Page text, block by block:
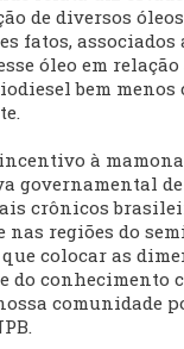
de diversos
fatos, associados
óleo em
bem
à
governamental
crônicos
regiões do
colocar as
do conhecimento
comunidade